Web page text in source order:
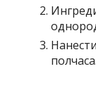
полчаса.